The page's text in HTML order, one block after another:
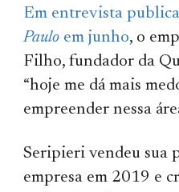
Em entrevista
Paulo em junho, o
Filho, fundador da
“hoje me dá mais
empreender nessa
Seripieri vendeu sua
empresa em 2019 e